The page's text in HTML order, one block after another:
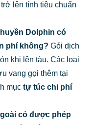
lên tính tiêu chuẩn
Dolphin có
phí không? Gói dịch
khi lên tàu. Các loại
vang gọi thêm tại
mục tự túc chi phí
có được phép